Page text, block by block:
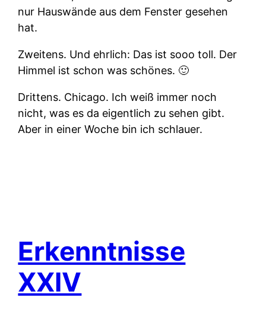
nur Hauswände aus dem Fenster gesehen
hat.
Zweitens. Und ehrlich: Das ist sooo toll. Der
Himmel ist schon was schönes. 🙂
Drittens. Chicago. Ich weiß immer noch
nicht, was es da eigentlich zu sehen gibt.
Aber in einer Woche bin ich schlauer.
Erkenntnisse
XXIV